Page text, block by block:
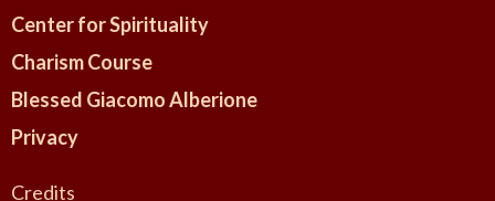
Center for Spirituality
Charism Course
Blessed Giacomo Alberione
Privacy
Credits